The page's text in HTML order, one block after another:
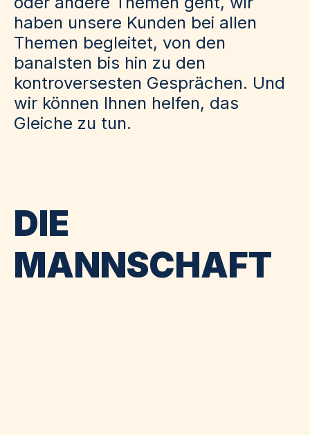
haben unsere Kunden bei allen
Themen begleitet, von den
banalsten bis hin zu den
kontroversesten Gesprächen. Und
wir können Ihnen helfen, das
Gleiche zu tun.
DIE
MANNSCHAFT